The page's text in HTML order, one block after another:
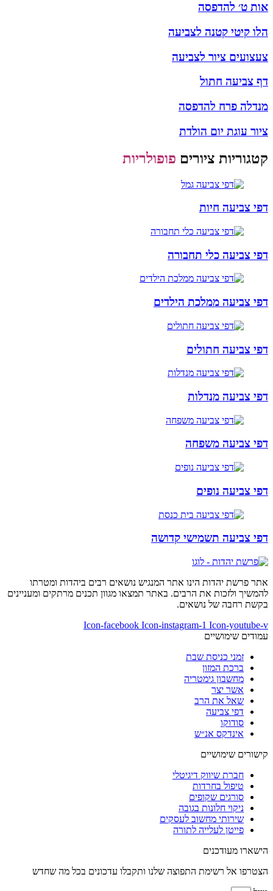
אות ט׳ להדפסה
הלו קיטי קטנה לצביעה
צעצועים ציור לצביעה
דף צביעה חתול
מנדלה פרח להדפסה
ציור עוגת יום הולדת
קטגוריות ציורים פופולריות
דפי צביעה חיות
דפי צביעה כלי תחבורה
דפי צביעה ממלכת הילדים
דפי צביעה חתולים
דפי צביעה מנדלות
דפי צביעה משפחה
דפי צביעה נופים
דפי צביעה תשמישי קדושה
אתר פרשת יהדות הינו אתר המנגיש נושאים רבים ביהדות ומטרתו
להמשיך ולזכות את הרבים. באתר תמצאו מגוון תכנים מרתקים ומעניינים
בקשת רחבה של נושאים.
Icon-facebook Icon-instagram-1 Icon-youtube-v
עמודים שימושיים
זמני כניסת שבת
ברכת המזון
מחשבון גימטריה
אשר יצר
שאל את הרב
דפי צביעה
סודוקו
אינדקס אנ״ש
קישורים שימושיים
חברת שיווק דיגיטלי
טיפול בחרדות
סורגים שקופים
ניקוי חלונות בגובה
שירותי מחשוב לעסקים
פייטן לעלייה לתורה
הישארו מעודכנים
הצטרפו אל רשימת התפוצה שלנו ותקבלו עדכונים בכל מה שחדש